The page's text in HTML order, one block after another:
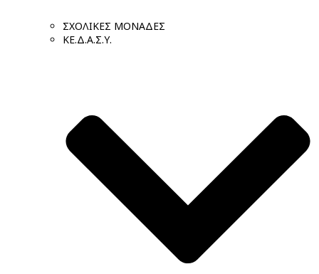
ΣΧΟΛΙΚΕΣ ΜΟΝΑΔΕΣ
ΚΕ.Δ.Α.Σ.Υ.